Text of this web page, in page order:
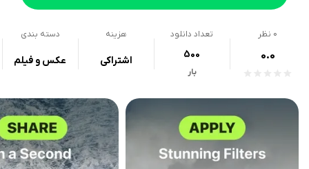
0 نظر
0.0
تعداد دانلود
500
بار
هزینه
اشتراکی
دسته بندی
عکس و فیلم